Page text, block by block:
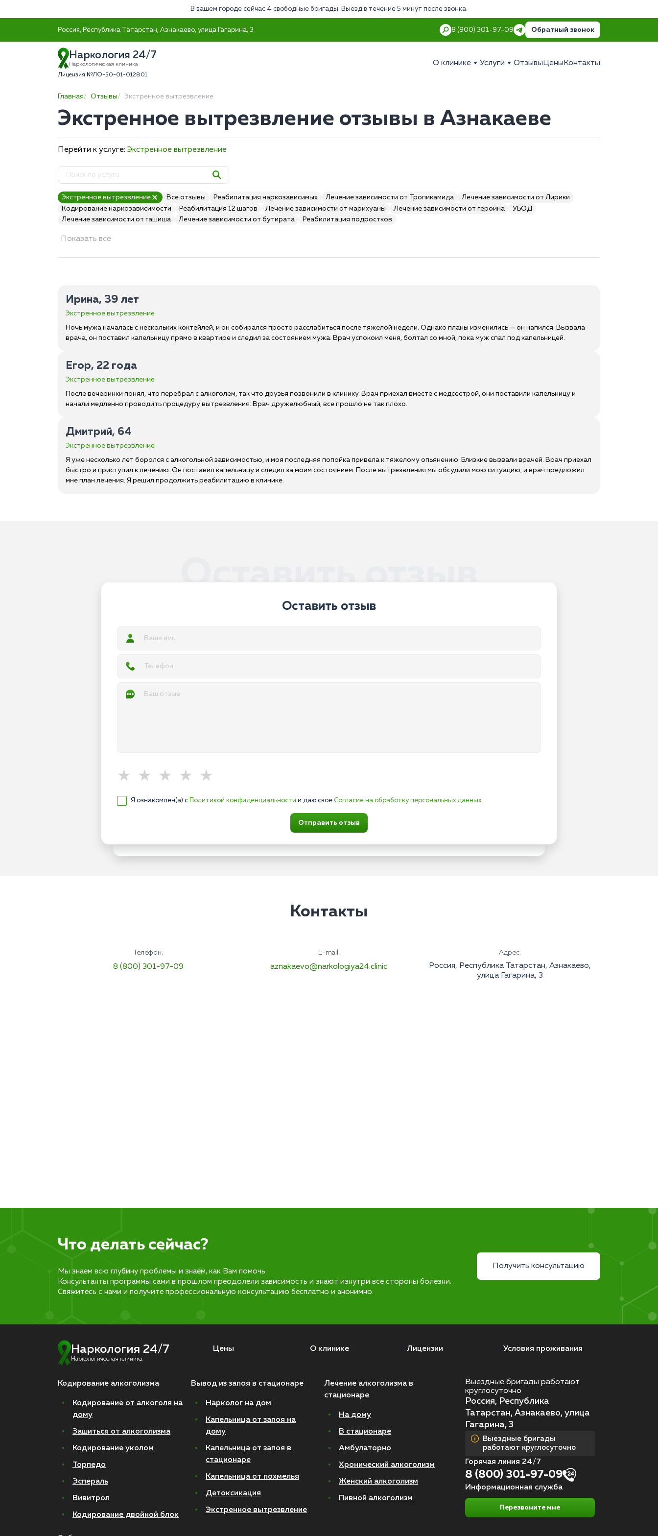
В вашем городе сейчас 4 свободные бригады. Выезд в течение 5 минут после звонка:
Россия, Республика Татарстан, Азнакаево, улица Гагарина, 3 8 (800) 301-97-09 Обратный звонок
Наркология 24/7
Наркологическая клиника
Лицензия №ЛО-50-01-012801
О клинике Услуги Отзывы Цены Контакты
Главная Отзывы Экстренное вытрезвление
Экстренное вытрезвление отзывы в Азнакаеве
Перейти к услуге: Экстренное вытрезвление
Экстренное вытрезвление Все отзывы Реабилитация наркозависимых Лечение зависимости от Тропикамида
Лечение зависимости от Лирики
Кодирование наркозависимости
Реабилитация 12 шагов Лечение зависимости от марихуаны Лечение зависимости от героина
УБОД
Лечение зависимости от гашиша
Лечение зависимости от бутирата Реабилитация подростков
Показать все
Ирина, 39 лет
Экстренное вытрезвление
Ночь мужа началась с нескольких коктейлей, и он собирался просто расслабиться после тяжелой недели. Однако планы изменились — он напился. Вызвала
врача, он поставил капельницу прямо в квартире и следил за состоянием мужа. Врач успокоил меня, болтал со мной, пока муж спал под капельницей.
Егор, 22 года
Экстренное вытрезвление
После вечеринки понял, что перебрал с алкоголем, так что друзья позвонили в клинику. Врач приехал вместе с медсестрой, они поставили капельницу и
начали медленно проводить процедуру вытрезвления. Врач дружелюбный, все прошло не так плохо.
Дмитрий, 64
Экстренное вытрезвление
Я уже несколько лет боролся с алкогольной зависимостью, и моя последняя попойка привела к тяжелому опьянению. Близкие вызвали врачей. Врач приехал
быстро и приступил к лечению. Он поставил капельницу и следил за моим состоянием. После вытрезвления мы обсудили мою ситуацию, и врач предложил
мне план лечения. Я решил продолжить реабилитацию в клинике.
Оставить отзыв
Оставить отзыв
Я ознакомлен(а) с Политикой конфиденциальности и даю свое Согласие на обработку персональных данных
Отправить отзыв
Контакты
Телефон:
8 (800) 301-97-09
E-mail:
aznakaevo@narkologiya24.clinic
Адрес:
Россия, Республика Татарстан, Азнакаево,
улица Гагарина, 3
Что делать сейчас?
Мы знаем всю глубину проблемы и знаем, как Вам помочь.
Консультанты программы сами в прошлом преодолели зависимость и знают изнутри все стороны болезни.
Свяжитесь с нами и получите профессиональную консультацию бесплатно и анонимно.
Получить консультацию
Наркология 24/7
Наркологическая клиника
Цены О клинике Лицензии Условия проживания
Кодирование алкоголизма
Кодирование от алкоголя на
дому
Зашиться от алкоголизма
Кодирование уколом
Торпедо
Эспераль
Вивитрол
Кодирование двойной блок
Вывод из запоя в стационаре
Нарколог на дом
Капельница от запоя на
дому
Капельница от запоя в
стационаре
Капельница от похмелья
Детоксикация
Экстренное вытрезвление
Лечение алкоголизма в
стационаре
На дому
В стационаре
Амбулаторно
Хронический алкоголизм
Женский алкоголизм
Пивной алкоголизм
Выездные бригады работают
круглосуточно
Россия, Республика
Татарстан, Азнакаево, улица
Гагарина, 3
Выездные бригады
работают круглосуточно
Горячая линия 24/7
8 (800) 301-97-09
Информационная служба
Перезвоните мне